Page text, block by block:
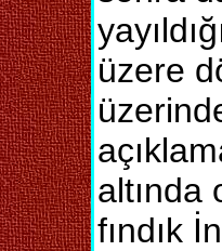
üzere
altında
fındık